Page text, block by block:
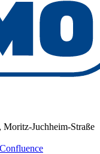
Juchheim-Straße